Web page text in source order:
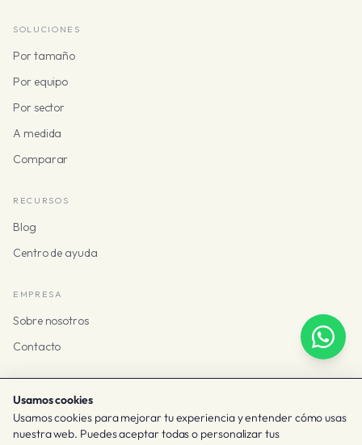
SOLUCIONES
Por tamaño
Por equipo
Por sector
A medida
Comparar
RECURSOS
Blog
Centro de ayuda
EMPRESA
Sobre nosotros
Contacto
© 2026 Taclia
Términos y privacidadCookiesConfigurar cookies
Usamos cookies
Usamos cookies para mejorar tu experiencia y entender cómo usas
nuestra web. Puedes aceptar todas o personalizar tus